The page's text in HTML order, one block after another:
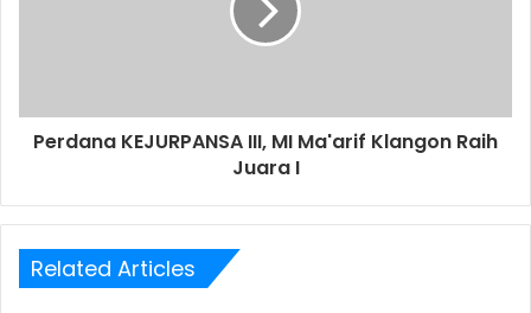
Perdana KEJURPANSA III, MI Ma'arif Klangon Raih
Juara I
Related Articles